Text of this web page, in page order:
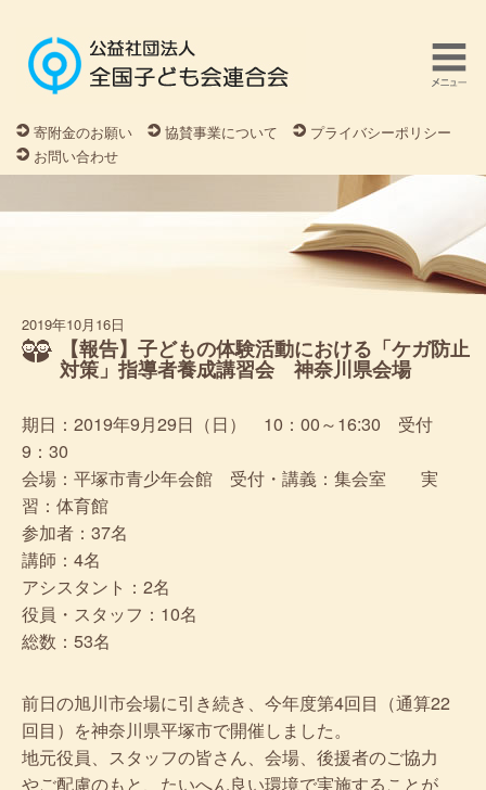
寄附金のお願い 協賛事業について
プライバシーポリシー
お問い合わせ
2019年10月16日
【報告】子どもの体験活動における「ケガ防止
対策」指導者養成講習会 神奈川県会場
期日：2019年9月29日（日） 10：00～16:30 受付
9：30
会場：平塚市青少年会館 受付・講義：集会室 実
習：体育館
参加者：37名
講師：4名
アシスタント：2名
役員・スタッフ：10名
総数：53名
前日の旭川市会場に引き続き、今年度第4回目（通算22
回目）を神奈川県平塚市で開催しました。
地元役員、スタッフの皆さん、会場、後援者のご協力
やご配慮のもと、たいへん良い環境で実施することが